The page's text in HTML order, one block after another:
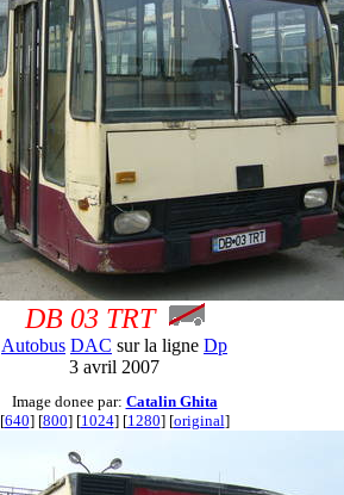
DB 03 TRT
Autobus DAC sur la ligne Dp
3 avril 2007
Image donee par: Catalin Ghita
[640] [800] [1024] [1280] [original]